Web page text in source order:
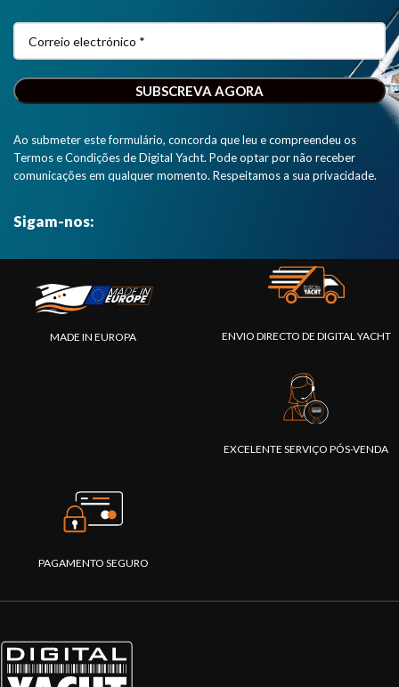
excepcionais.
tem uma
interface
Ao submeter este formulário, concorda que leu e compreendeu os
Termos e Condições de Digital Yacht. Pode optar por não receber
comunicações em qualquer momento. Respeitamos a sua privacidade.
Sigam-nos:
MADE IN EUROPA ENVIO DIRECTO DE DIGITAL YACHT
EXCELENTE SERVIÇO PÓS-VENDA
PAGAMENTO SEGURO